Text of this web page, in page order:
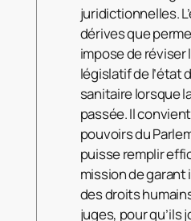
juridictionnelles.
dérives que
impose de réviser
législatif de l’état
sanitaire lorsque
passée. Il
pouvoirs du
puisse remplir
mission de
des droits
juges, pour qu’ils